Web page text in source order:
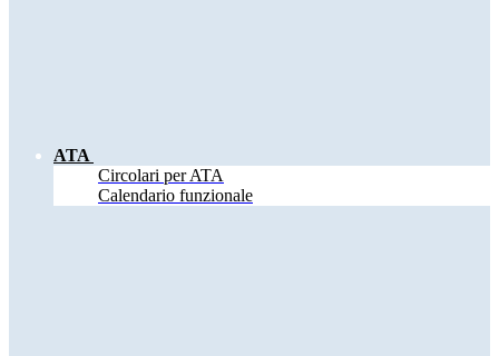
ATA
Circolari per ATA
Calendario funzionale